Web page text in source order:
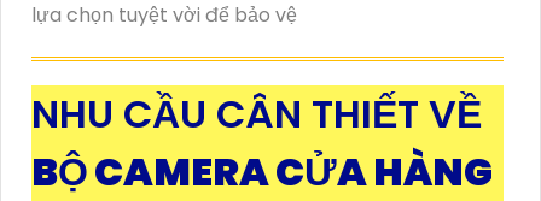
lựa chọn tuyệt vời để bảo vệ
NHU CẦU CÂN THIẾT VỀ
BỘ CAMERA CỬA HÀNG